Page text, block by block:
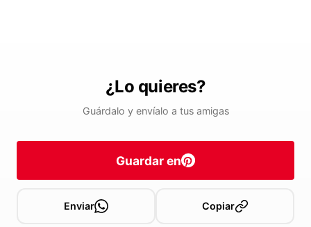
¿Lo quieres?
Guárdalo y envíalo a tus amigas
Guardar en
Enviar Copiar